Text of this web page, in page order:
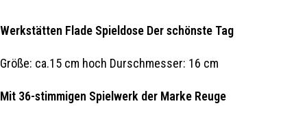
Werkstätten Flade Spieldose Der schönste Tag
Größe: ca.15 cm hoch Durschmesser: 16 cm
Mit 36-stimmigen Spielwerk der Marke Reuge